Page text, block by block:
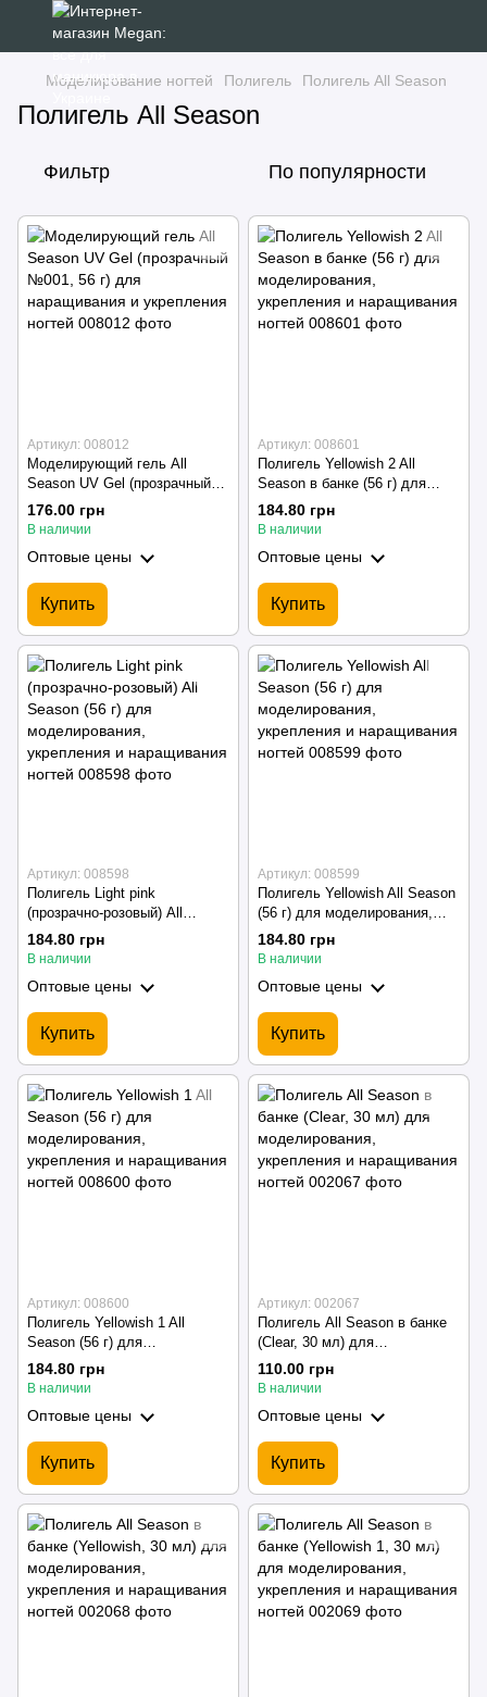
Моделирование ногтей Полигель Полигель All Season
Полигель All Season
Фильтр По популярности
Артикул: 008012
Моделирующий гель All
Season UV Gel (прозрачный
№001, 56 г) для наращивания
и укрепления ногтей
176.00 грн
В наличии
Оптовые цены
Купить
Артикул: 008601
Полигель Yellowish 2 All
Season в банке (56 г) для
моделирования, укрепления и
наращивания ногтей
184.80 грн
В наличии
Оптовые цены
Купить
Артикул: 008598
Полигель Light pink
(прозрачно-розовый) All
Season (56 г) для
моделирования, укрепления и
184.80 грн
В наличии
Оптовые цены
Купить
Артикул: 008599
Полигель Yellowish All Season
(56 г) для моделирования,
укрепления и наращивания
ногтей
184.80 грн
В наличии
Оптовые цены
Купить
Артикул: 008600
Полигель Yellowish 1 All
Season (56 г) для
моделирования, укрепления и
наращивания ногтей
184.80 грн
В наличии
Оптовые цены
Купить
Артикул: 002067
Полигель All Season в банке
(Clear, 30 мл) для
моделирования, укрепления и
наращивания ногтей
110.00 грн
В наличии
Оптовые цены
Купить